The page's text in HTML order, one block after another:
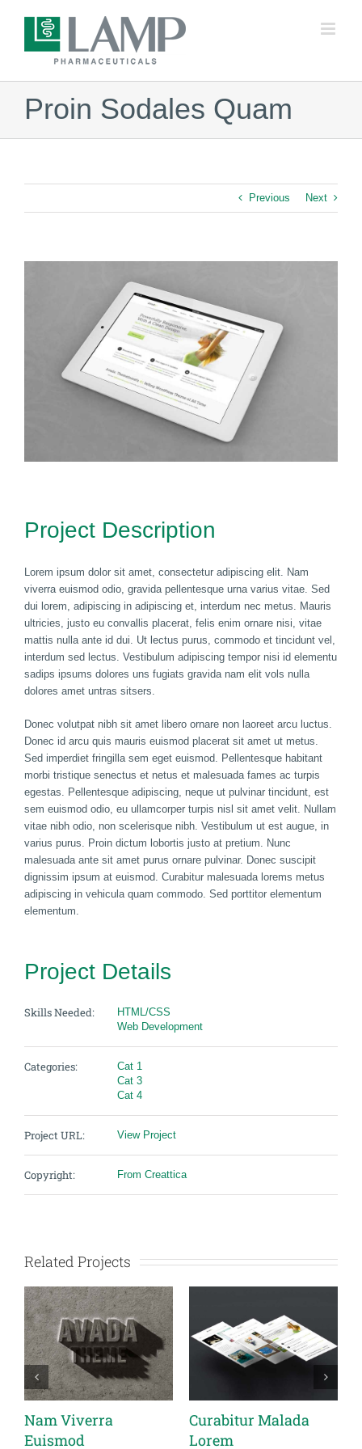
Proin Sodales Quam
Previous Next
Project Description
Lorem ipsum dolor sit amet, consectetur adipiscing elit. Nam
viverra euismod odio, gravida pellentesque urna varius vitae. Sed
dui lorem, adipiscing in adipiscing et, interdum nec metus. Mauris
ultricies, justo eu convallis placerat, felis enim ornare nisi, vitae
mattis nulla ante id dui. Ut lectus purus, commodo et tincidunt vel,
interdum sed lectus. Vestibulum adipiscing tempor nisi id elementu
sadips ipsums dolores uns fugiats gravida nam elit vols nulla
dolores amet untras sitsers.
Donec volutpat nibh sit amet libero ornare non laoreet arcu luctus.
Donec id arcu quis mauris euismod placerat sit amet ut metus.
Sed imperdiet fringilla sem eget euismod. Pellentesque habitant
morbi tristique senectus et netus et malesuada fames ac turpis
egestas. Pellentesque adipiscing, neque ut pulvinar tincidunt, est
sem euismod odio, eu ullamcorper turpis nisl sit amet velit. Nullam
vitae nibh odio, non scelerisque nibh. Vestibulum ut est augue, in
varius purus. Proin dictum lobortis justo at pretium. Nunc
malesuada ante sit amet purus ornare pulvinar. Donec suscipit
dignissim ipsum at euismod. Curabitur malesuada lorems metus
adipiscing in vehicula quam commodo. Sed porttitor elementum
elementum.
Project Details
Skills Needed:
HTML/CSS
Web Development
Categories:
Cat 1
Cat 3
Cat 4
Project URL: View Project
Copyright: From Creattica
Related Projects
Viverra
Curabitur Malada
Lorem